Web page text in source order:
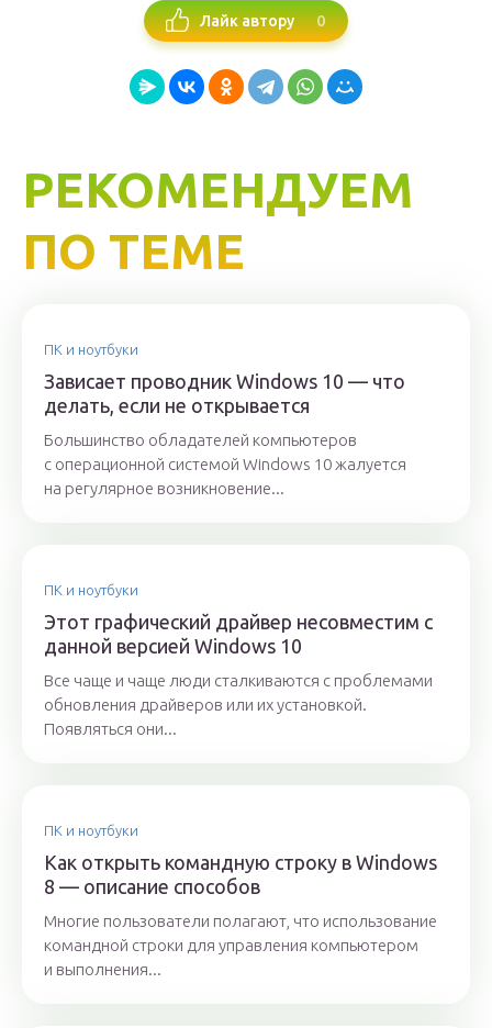
Лайк автору 0
РЕКОМЕНДУЕМ
ПО ТЕМЕ
ПК и ноутбуки
Зависает проводник Windows 10 — что
делать, если не открывается
Большинство обладателей компьютеров
с операционной системой Windows 10 жалуется
на регулярное возникновение...
ПК и ноутбуки
Этот графический драйвер несовместим с
данной версией Windows 10
Все чаще и чаще люди сталкиваются с проблемами
обновления драйверов или их установкой.
Появляться они...
ПК и ноутбуки
Как открыть командную строку в Windows
8 — описание способов
Многие пользователи полагают, что использование
командной строки для управления компьютером
и выполнения...